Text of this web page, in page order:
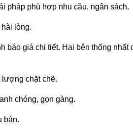
pháp phù hợp nhu cầu, ngân sách.
lòng.
báo giá chi tiết. Hai bên thống nhất
lượng chặt chẽ.
chóng, gọn gàng.
bán.